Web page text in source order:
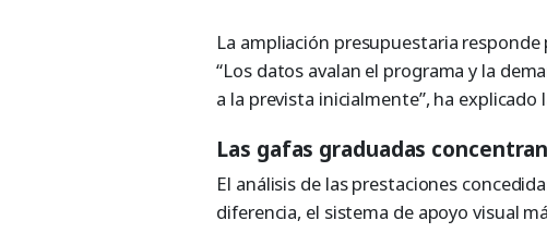
La ampliación presupuestaria
“Los datos avalan el programa y la
a la prevista inicialmente”, ha explicado
Las gafas graduadas
El análisis de las prestaciones
diferencia, el sistema de apoyo visual